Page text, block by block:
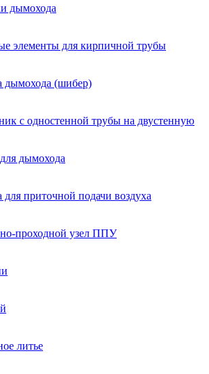
дымохода
элементы для кирпичной трубы
дымохода (шибер)
с одностенной трубы на двустенную
дымохода
для приточной подачи воздуха
проходной узел ППУ
литье